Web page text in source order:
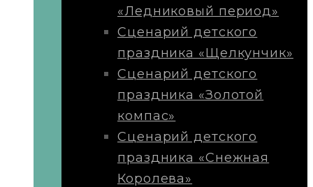
«Ледниковый период»
Сценарий детского
праздника «Щелкунчик»
Сценарий детского
праздника «Золотой
компас»
Сценарий детского
праздника «Снежная
Королева»